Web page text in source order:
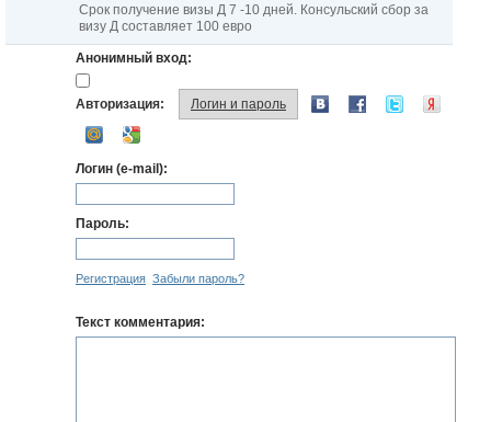
Срок получение визы Д 7 -10 дней. Консульский сбор за
визу Д составляет 100 евро
Анонимный вход:
Авторизация: Логин и пароль
Логин (e-mail):
Пароль:
Регистрация Забыли пароль?
Текст комментария: